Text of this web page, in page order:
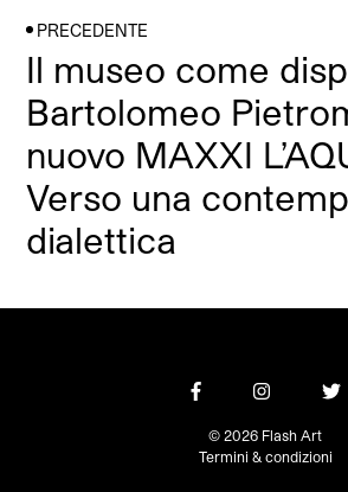
PRECEDENTE
Il museo come
Bartolomeo
nuovo MAXXI
Verso una
dialettica
© 2026 Flash Art
Termini & condizioni